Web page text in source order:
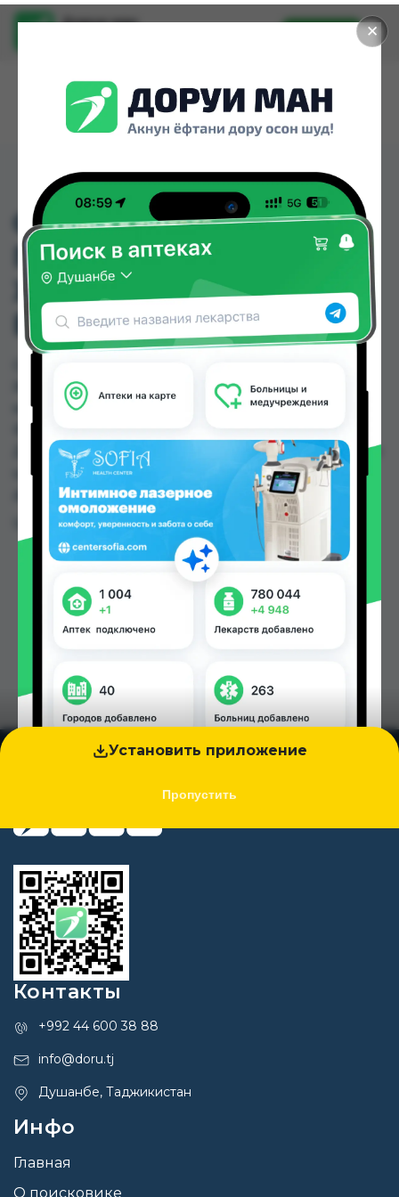
✕
Установить приложение
Пропустить
Доруи ман
Установить
CLEAR ШАМПУНЬ
ПРОТИВ ПЕРХОТИ ДЛЯ
ЖЕНЩИН ЗАЩИТА ОТ
ВЫПАДЕНИЯ 400МЛ
ЖЕНЩИН ЗАЩИТА ОТ ВЫПАДЕНИЯ 400МЛ
можно купить или заказать в аптеках, Дору
Дусти Фарма, Мардон, Нишон №1, Нишон №2 по
цене от 29.00 TJS до 42.00 TJS в Душанбе и
других городах Таджикистана
Цена: от29.00 TJS
Контакты
+992 44 600 38 88
info@doru.tj
Душанбе, Таджикистан
Инфо
Главная
О поисковике